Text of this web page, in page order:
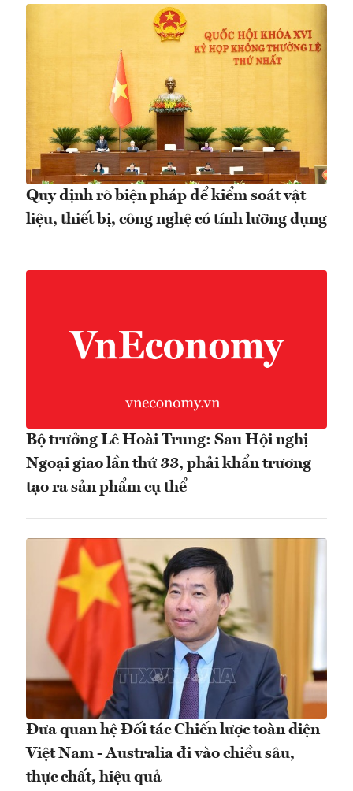
Quy định rõ biện pháp để kiểm soát vật
liệu, thiết bị, công nghệ có tính lưỡng dụng
Bộ trưởng Lê Hoài Trung: Sau Hội nghị
Ngoại giao lần thứ 33, phải khẩn trương
tạo ra sản phẩm cụ thể
Đưa quan hệ Đối tác Chiến lược toàn diện
Việt Nam - Australia đi vào chiều sâu,
thực chất, hiệu quả